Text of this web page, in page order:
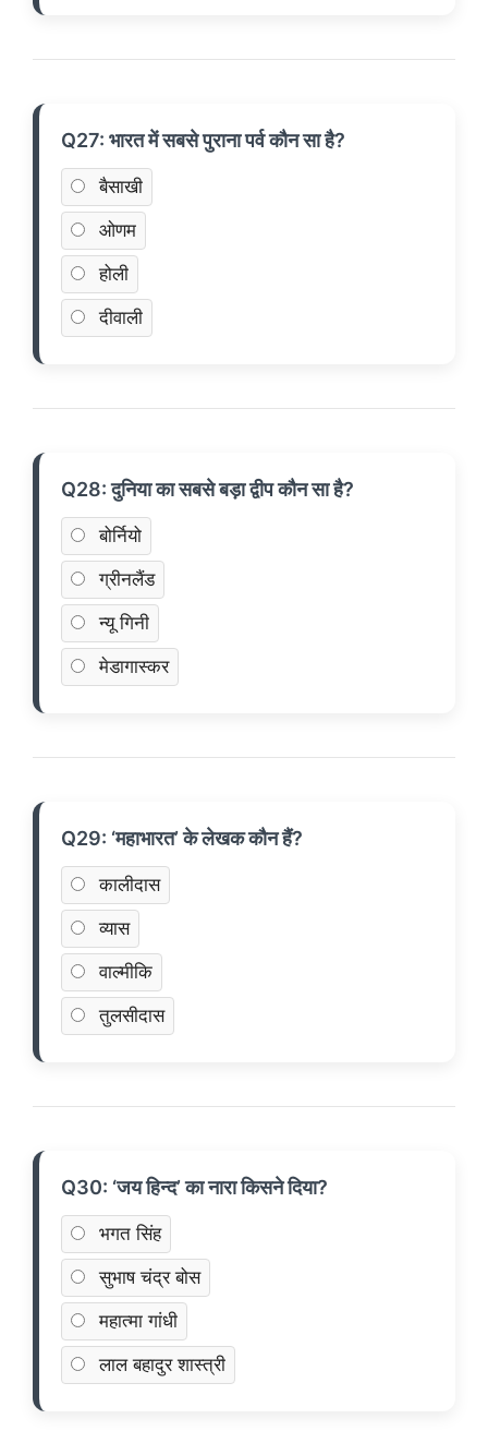
Q27: भारत में सबसे पुराना पर्व कौन सा है?
बैसाखी
ओणम
होली
दीवाली
Q28: दुनिया का सबसे बड़ा द्वीप कौन सा है?
बोर्नियो
ग्रीनलैंड
न्यू गिनी
मेडागास्कर
Q29: ‘महाभारत’ के लेखक कौन हैं?
कालीदास
व्यास
वाल्मीकि
तुलसीदास
Q30: ‘जय हिन्द’ का नारा किसने दिया?
भगत सिंह
सुभाष चंद्र बोस
महात्मा गांधी
लाल बहादुर शास्त्री